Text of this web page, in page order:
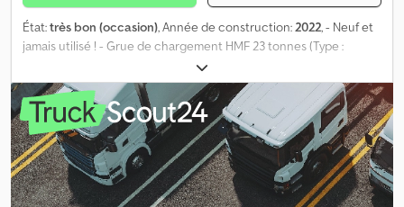
État:très bon (occasion), Année de construction:2022, - Neuf et
jamais utilisé ! - Grue de chargement HMF 23 tonnes (Type :
2320K-RCS) - 4 rallonges hydrauliques - 5ème et 6ème fonction -
7ème fonction pour Fly-Jib (également disponible chez nous) -
Télécommande radio - Refroidisseur d'huile - Équipé du système
de stabilité EVS Dodpfxezrv Sko Ahcjck - Diagramme de charge : *
4,5 mètres -> 4 440 kg * 6,4 mètres -> 3 000 kg * 8,3 mètres -> 2
210 kg * 10,3 mètres -> 1 750 kg * 12,4 mètres -> 1 440 kg * Peut
être acheté en combinaison avec Fly-Jib (FJ-700) A4684 =
Informations complémentaires = État technique : très bon État